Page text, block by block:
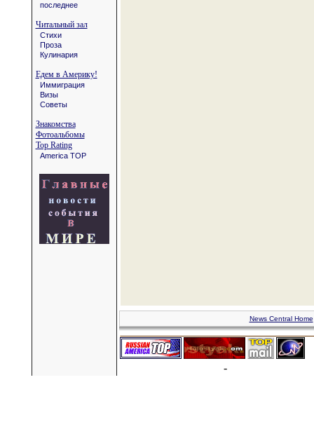
последнее
Читальный зал
Стихи
Проза
Кулинария
Едем в Америку!
Иммиграция
Визы
Советы
Знакомства
Фотоальбомы
Top Rating
America TOP
News Central Home